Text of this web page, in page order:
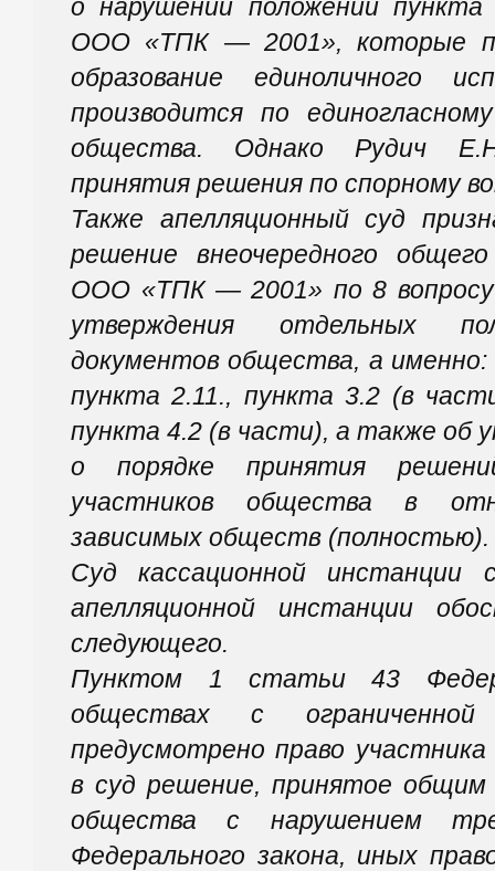
о нарушении положений
ООО «ТПК — 2001», которые
образование единоличного
производится по
общества. Однако Рудич
принятия решения по спорному
Также апелляционный суд
решение внеочередного
ООО «ТПК — 2001» по 8
утверждения отдельных
документов общества, а
пункта 2.11., пункта 3.2 (в
пункта 4.2 (в части), а также об
о порядке принятия
участников общества в
зависимых обществ (полностью).
Суд кассационной инстанции
апелляционной инстанции
следующего.
Пунктом 1 статьи 43
обществах с ограниченной
предусмотрено право
в суд решение, принятое общим
общества с нарушением
Федерального закона, иных